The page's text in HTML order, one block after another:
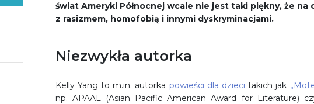
świat Ameryki Północnej wcale nie jest taki piękny, że
z rasizmem, homofobią i innymi dyskryminacjami.
Niezwykła autorka
Kelly Yang to m.in. autorka powieści dla dzieci takich jak
np. APAAL (Asian Pacific American Award for Literature)